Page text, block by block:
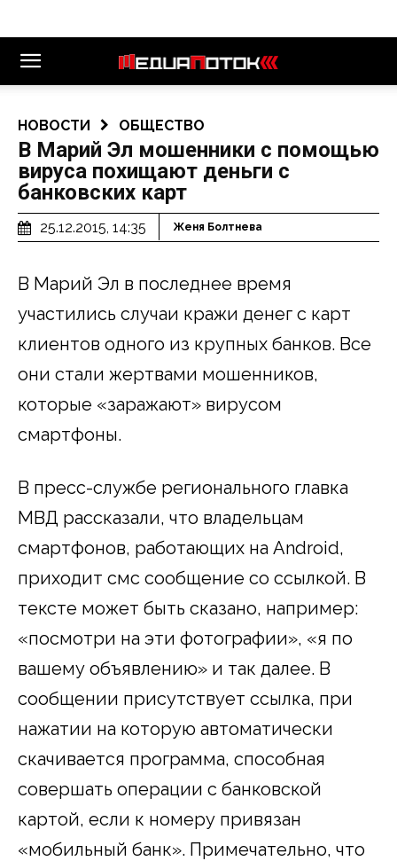
НОВОСТИ ОБЩЕСТВО
В Марий Эл мошенники с помощью
вируса похищают деньги с
банковских карт
25.12.2015, 14:35 Женя Болтнева
В Марий Эл в последнее время
участились случаи кражи денег с карт
клиентов одного из крупных банков. Все
они стали жертвами мошенников,
которые «заражают» вирусом
смартфоны.
В пресс-службе регионального главка
МВД рассказали, что владельцам
смартфонов, работающих на Android,
приходит смс сообщение со ссылкой. В
тексте может быть сказано, например:
«посмотри на эти фотографии», «я по
вашему объявлению» и так далее. В
сообщении присутствует ссылка, при
нажатии на которую автоматически
скачивается программа, способная
совершать операции с банковской
картой, если к номеру привязан
«мобильный банк». Примечательно, что